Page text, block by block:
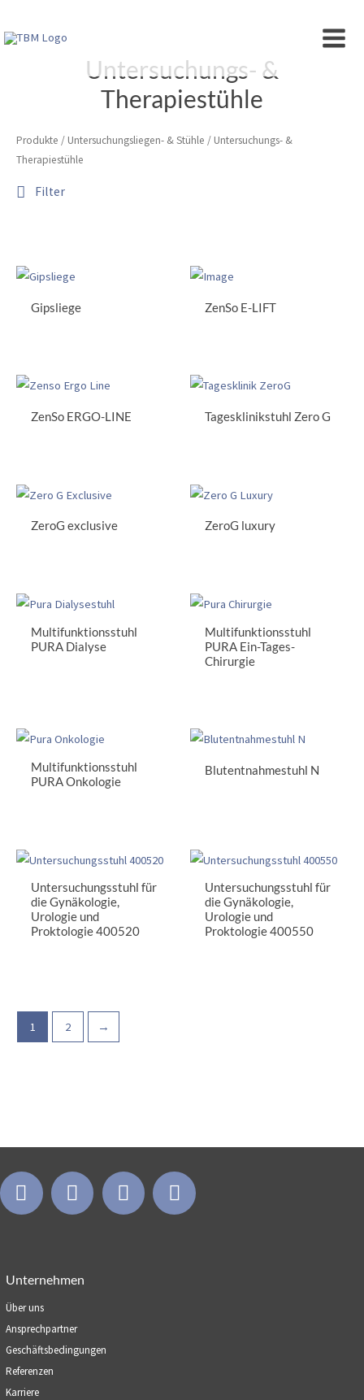
Inhalt
MAIN
Untersuchungs- &
Therapiestühle
Produkte / Untersuchungsliegen- & Stühle / Untersuchungs- &
Therapiestühle
Filter
Gipsliege ZenSo E-LIFT
ZenSo ERGO-LINE Tagesklinikstuhl Zero G
ZeroG exclusive ZeroG luxury
Multifunktionsstuhl
PURA Dialyse
Multifunktionsstuhl
PURA Ein-Tages-
Chirurgie
Multifunktionsstuhl
PURA Onkologie
Blutentnahmestuhl N
Untersuchungsstuhl für
die Gynäkologie,
Urologie und
Proktologie 400520
Untersuchungsstuhl für
die Gynäkologie,
Urologie und
Proktologie 400550
1 2 →
Unternehmen
Über uns
Ansprechpartner
Geschäftsbedingungen
Referenzen
Karriere